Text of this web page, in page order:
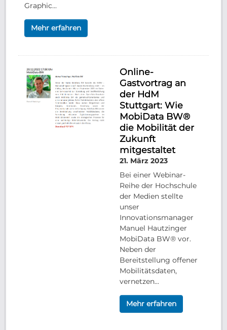
Graphic...
Mehr erfahren
Online-
Gastvortrag an
der HdM
Stuttgart: Wie
MobiData BW®
die Mobilität der
Zukunft
mitgestaltet
21. März 2023
Bei einer Webinar-
Reihe der Hochschule
der Medien stellte
unser
Innovationsmanager
Manuel Hautzinger
MobiData BW® vor.
Neben der
Bereitstellung offener
Mobilitätsdaten,
vernetzen...
Mehr erfahren